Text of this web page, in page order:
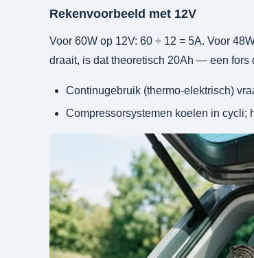
Rekenvoorbeeld met 12V
Voor 60W op 12V: 60 ÷ 12 = 5A. Voor
draait, is dat theoretisch 20Ah — een fors
Continugebruik (thermo-elektrisch)
Compressorsystemen koelen in cycli;